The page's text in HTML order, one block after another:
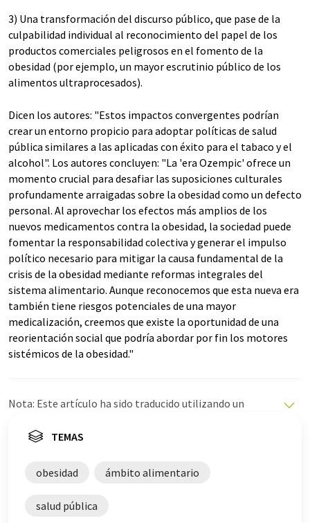
3) Una transformación del discurso público, que pase de la
culpabilidad individual al reconocimiento del papel de los
productos comerciales peligrosos en el fomento de la
obesidad (por ejemplo, un mayor escrutinio público de los
alimentos ultraprocesados).
Dicen los autores: "Estos impactos convergentes podrían
crear un entorno propicio para adoptar políticas de salud
pública similares a las aplicadas con éxito para el tabaco y el
alcohol". Los autores concluyen: "La 'era Ozempic' ofrece un
momento crucial para desafiar las suposiciones culturales
profundamente arraigadas sobre la obesidad como un defecto
personal. Al aprovechar los efectos más amplios de los
nuevos medicamentos contra la obesidad, la sociedad puede
fomentar la responsabilidad colectiva y generar el impulso
político necesario para mitigar la causa fundamental de la
crisis de la obesidad mediante reformas integrales del
sistema alimentario. Aunque reconocemos que esta nueva era
también tiene riesgos potenciales de una mayor
medicalización, creemos que existe la oportunidad de una
reorientación social que podría abordar por fin los motores
sistémicos de la obesidad."
Nota: Este artículo ha sido traducido utilizando un
ofrece estas traducciones automáticas para presentar
este artículo ha sido traducido con traducción
vocabulario, sintaxis o gramática. El artículo original en
Inglés se puede encontrar
TEMAS
obesidad ámbito alimentario
salud pública